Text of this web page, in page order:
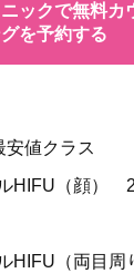
ックで無料カ
を予約する
値クラス
HIFU（顔）
HIFU（両目